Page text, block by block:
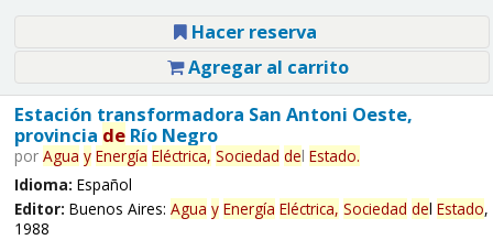
Hacer reserva
Agregar al carrito
Estación transformadora San Antoni Oeste,
provincia deRío Negro
por Agua y Energía Eléctrica, Sociedad del Estado.
Idioma: Español
Editor: Buenos Aires: Agua y Energía Eléctrica, Sociedad del Estado,
1988